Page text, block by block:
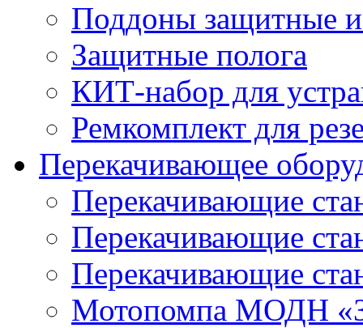
Поддоны защитные
Защитные полога
КИТ-набор для
Ремкомплект для
Перекачивающее
Перекачивающие
Перекачивающие
Перекачивающие
Мотопомпа МОДН